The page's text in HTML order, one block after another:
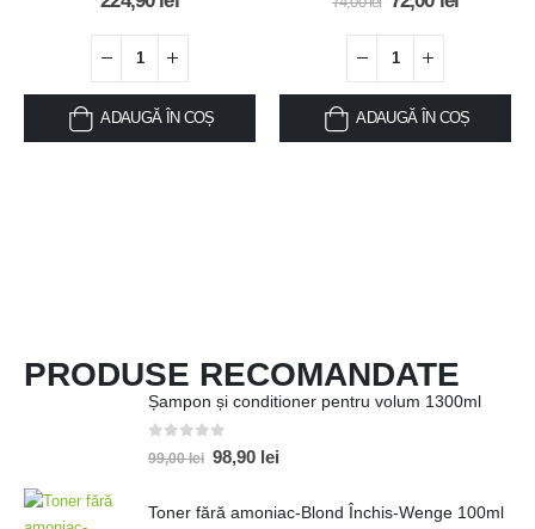
ADAUGĂ ÎN COȘ ADAUGĂ ÎN COȘ
PRODUSE RECOMANDATE
Șampon și conditioner pentru volum 1300ml
out of 5
99,00lei 98,90 lei
Toner fără amoniac-Blond Închis-Wenge 100ml